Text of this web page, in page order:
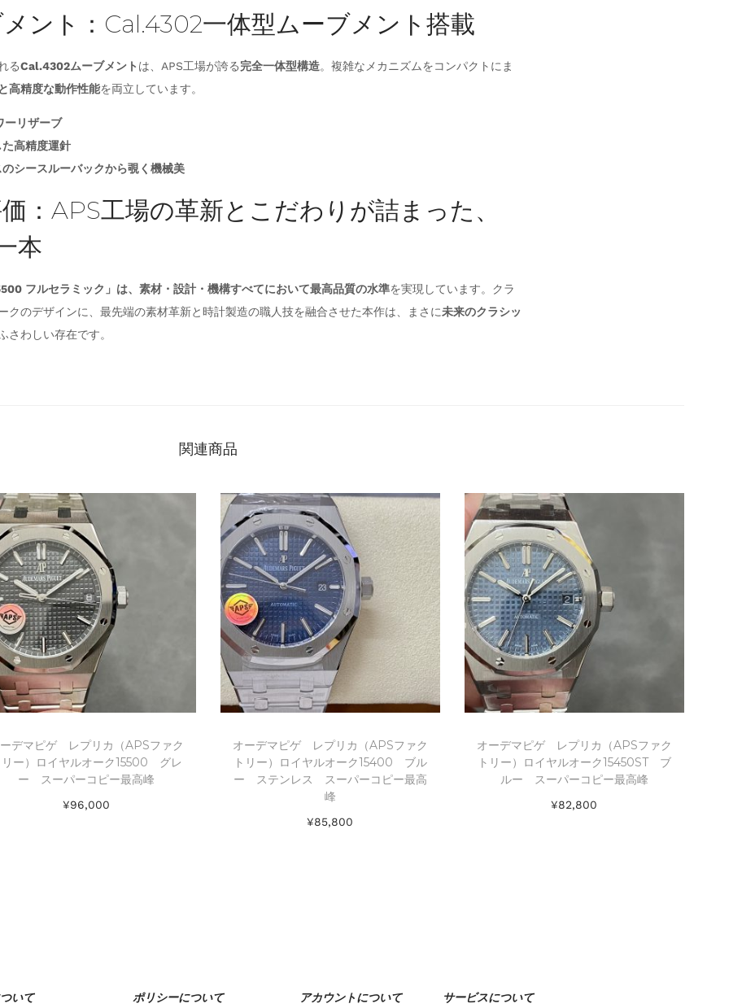
ント：Cal.4302一体型ムーブメント搭載
るCal.4302ムーブメント は、APS工場が誇る完全一体型構造。複雑なメカニズムをコンパクトにま
高精度な動作性能を両立しています。
ーリザーブ
高精度運針
シースルーバックから覗く機械美
：APS工場の革新とこだわりが詰まった、
本
フルセラミック」は、素材・設計・機構すべてにおいて最高品質の水準を実現しています。クラ
クのデザインに、最先端の素材革新と時計製造の職人技を融合させた本作は、まさに未来のクラシッ
さわしい存在です。
関連商品
デマピゲ レプリカ（APSファク
リー）ロイヤルオーク15500 グレ
ー スーパーコピー最高峰
¥96,000
オーデマピゲ レプリカ（APSファク
トリー）ロイヤルオーク15400 ブル
ー ステンレス スーパーコピー最高
峰
¥85,800
オーデマピゲ レプリカ（APSファク
トリー）ロイヤルオーク15450ST ブ
ルー スーパーコピー最高峰
¥82,800
いて ポリシーについて アカウントについて サービスについて